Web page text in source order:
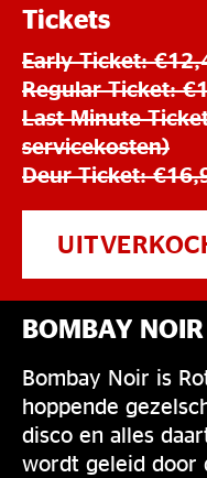
Tickets
Early Ticket:
Regular Ticket:
Last Minute
servicekosten)
Deur Ticket:
BOMBAY NOIR
Bombay Noir is
hoppende
disco en alles
wordt geleid door